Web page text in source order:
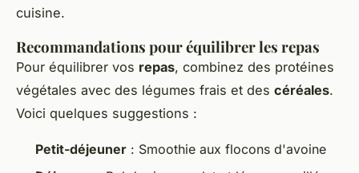
cuisine.
Recommandations pour équilibrer les repas
Pour équilibrer vos repas, combinez des protéines
végétales avec des légumes frais et des céréales.
Voici quelques suggestions :
Petit-déjeuner : Smoothie aux flocons d'avoine